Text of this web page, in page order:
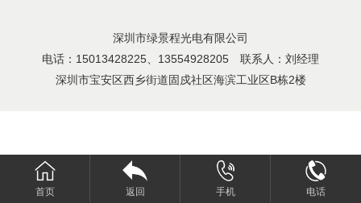
深圳市绿景程光电有限公司
电话：15013428225、13554928205 联系人：刘经理
深圳市宝安区西乡街道固戍社区海滨工业区B栋2楼
首页 返回 手机 电话